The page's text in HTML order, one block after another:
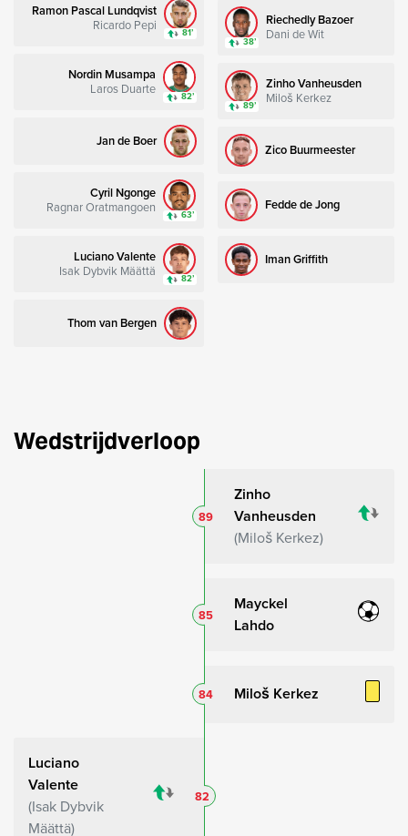
Ramon Pascal Lundqvist
Ricardo Pepi
81’
Nordin Musampa
Laros Duarte
82’
Jan de Boer
Cyril Ngonge
Ragnar Oratmangoen
63’
Luciano Valente
Isak Dybvik Määttä
82’
Thom van Bergen
Riechedly Bazoer
Dani de Wit
38’
Zinho Vanheusden
Miloš Kerkez
89’
Zico Buurmeester
Fedde de Jong
Iman Griffith
Wedstrijdverloop
Zinho
Vanheusden
Miloš Kerkez
89
Mayckel
Lahdo
85
Miloš Kerkez
84
Luciano
Valente
Isak Dybvik
Määttä
82